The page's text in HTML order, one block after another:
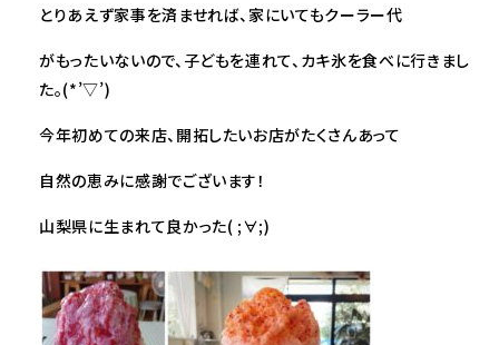
とりあえず家事を済ませれば、家にいてもクーラー代
がもったいないので、子どもを連れて、カキ氷を食べに行きまし
た。(*’▽’)
今年初めての来店、開拓したいお店がたくさんあって
自然の恵みに感謝でございます！
山梨県に生まれて良かった( ;∀;)